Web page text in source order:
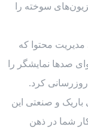
سوخته را
مدیریت محتوا که
صدها نمایشگر را
کرد.
و صنعتی این
شما در ذهن